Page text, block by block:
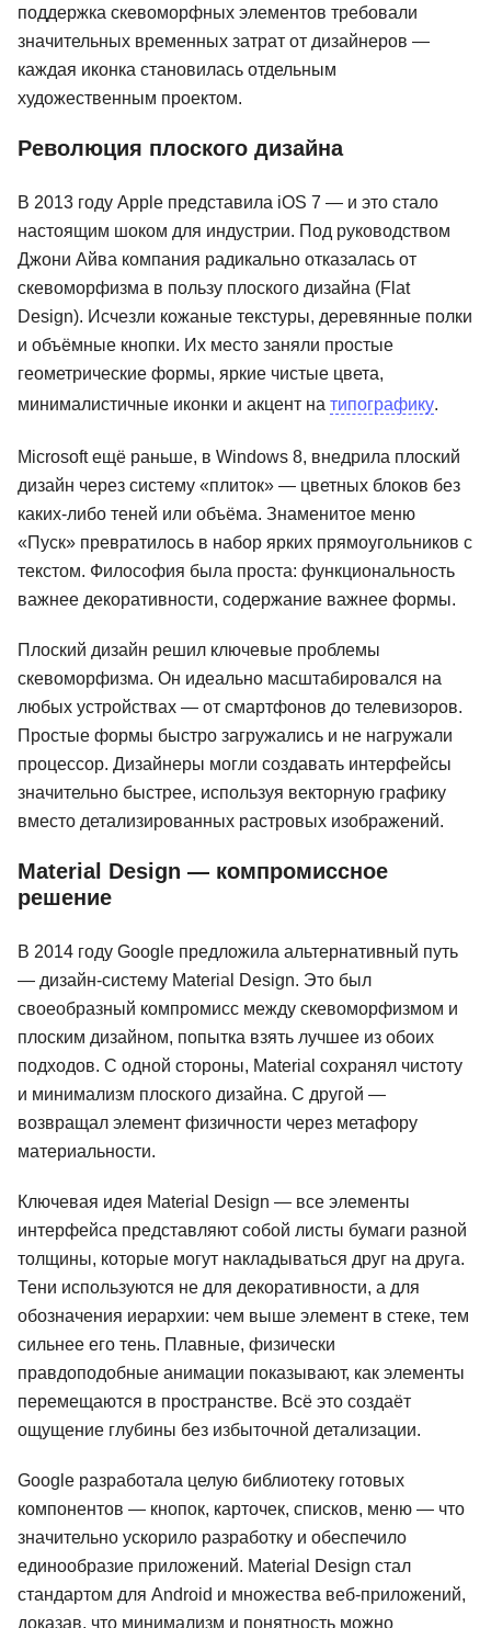
поддержка скевоморфных элементов требовали
значительных временных затрат от дизайнеров —
каждая иконка становилась отдельным
художественным проектом.
Революция плоского дизайна
В 2013 году Apple представила iOS 7 — и это стало
настоящим шоком для индустрии. Под руководством
Джони Айва компания радикально отказалась от
скевоморфизма в пользу плоского дизайна (Flat
Design). Исчезли кожаные текстуры, деревянные полки
и объёмные кнопки. Их место заняли простые
геометрические формы, яркие чистые цвета,
минималистичные иконки и акцент на типографику.
Microsoft ещё раньше, в Windows 8, внедрила плоский
дизайн через систему «плиток» — цветных блоков без
каких-либо теней или объёма. Знаменитое меню
«Пуск» превратилось в набор ярких прямоугольников с
текстом. Философия была проста: функциональность
важнее декоративности, содержание важнее формы.
Плоский дизайн решил ключевые проблемы
скевоморфизма. Он идеально масштабировался на
любых устройствах — от смартфонов до телевизоров.
Простые формы быстро загружались и не нагружали
процессор. Дизайнеры могли создавать интерфейсы
значительно быстрее, используя векторную графику
вместо детализированных растровых изображений.
Material Design — компромиссное
решение
В 2014 году Google предложила альтернативный путь
— дизайн-систему Material Design. Это был
своеобразный компромисс между скевоморфизмом и
плоским дизайном, попытка взять лучшее из обоих
подходов. С одной стороны, Material сохранял чистоту
и минимализм плоского дизайна. С другой —
возвращал элемент физичности через метафору
материальности.
Ключевая идея Material Design — все элементы
интерфейса представляют собой листы бумаги разной
толщины, которые могут накладываться друг на друга.
Тени используются не для декоративности, а для
обозначения иерархии: чем выше элемент в стеке, тем
сильнее его тень. Плавные, физически
правдоподобные анимации показывают, как элементы
перемещаются в пространстве. Всё это создаёт
ощущение глубины без избыточной детализации.
Google разработала целую библиотеку готовых
компонентов — кнопок, карточек, списков, меню — что
значительно ускорило разработку и обеспечило
единообразие приложений. Material Design стал
стандартом для Android и множества веб-приложений,
доказав, что минимализм и понятность можно